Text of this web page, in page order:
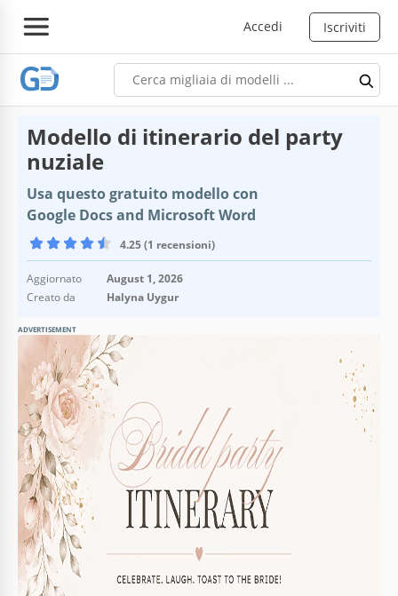
Accedi Iscriviti
Modello di itinerario del party
nuziale
Usa questo gratuito modello con
Google Docs and Microsoft Word
4.25 (1 recensioni)
Aggiornato
August 1, 2026
Creato da
Halyna Uygur
ADVERTISEMENT